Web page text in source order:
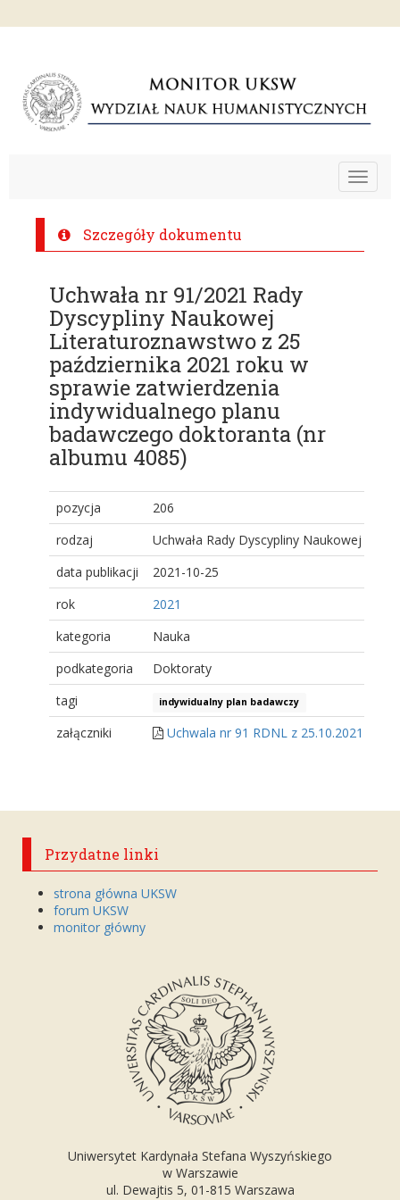
Toggle
Szczegóły dokumentu
Uchwała nr 91/2021 Rady
Dyscypliny Naukowej
Literaturoznawstwo z 25
października 2021 roku w
sprawie zatwierdzenia
indywidualnego planu
badawczego doktoranta (nr
albumu 4085)
pozycja
206
rodzaj
Uchwała Rady Dyscypliny Naukowej
data publikacji
2021-10-25
rok
2021
kategoria
Nauka
podkategoria
Doktoraty
tagi
indywidualny plan badawczy
załączniki Uchwala nr 91 RDNL z 25.10.2021 r..pdf
Przydatne linki
strona główna UKSW
forum UKSW
monitor główny
Uniwersytet Kardynała Stefana Wyszyńskiego
w Warszawie
ul. Dewajtis 5, 01-815 Warszawa